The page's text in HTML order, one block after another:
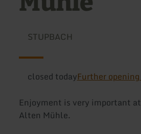
STUPBACH
closed todayFurther
Enjoyment is very important
Alten Mühle.